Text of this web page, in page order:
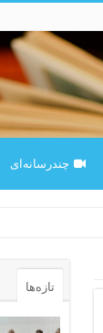
چندرسانه‌ای
تازه‌ها